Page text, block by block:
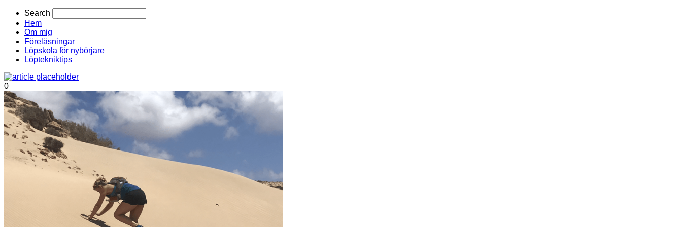
Search
Hem
Om mig
Föreläsningar
Löpskola för nybörjare
Löptekniktips
0